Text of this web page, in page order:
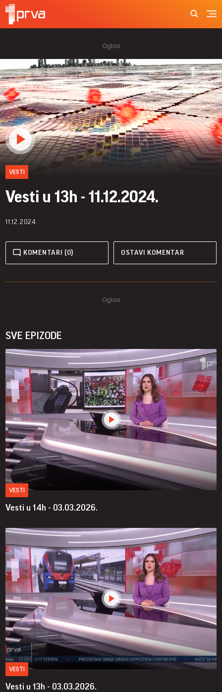
VESTI
Vesti u 13h - 11.12.2024.
11.12.2024.
KOMENTARI (0) OSTAVI KOMENTAR
SVE EPIZODE
VESTI
Vesti u 14h - 03.03.2026.
VESTI
Vesti u 13h - 03.03.2026.